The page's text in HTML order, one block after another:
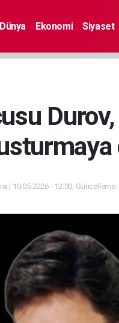
Dünya Ekonomi Siyaset
| 10.05.2026 - 12:00,